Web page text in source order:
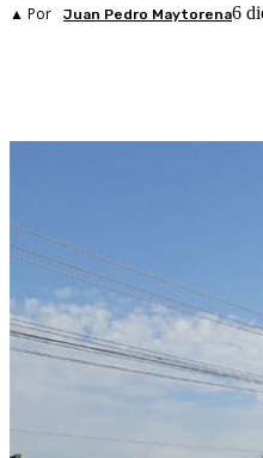
▲ Por Juan Pedro Maytorena6